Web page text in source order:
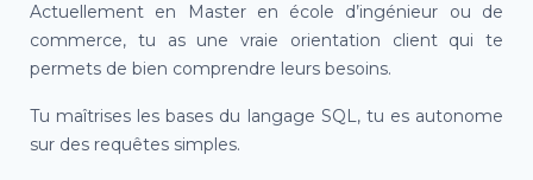
Actuellement en Master en école d’ingénieur ou de
commerce, tu as une vraie orientation client qui te
permets de bien comprendre leurs besoins.
Tu maîtrises les bases du langage SQL, tu es autonome
sur des requêtes simples.